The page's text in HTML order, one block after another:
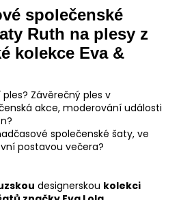
společenské
Ruth na plesy z
kolekce Eva &
Závěrečný ples v
akce, moderování události
společenské šaty, ve
postavou večera?
designerskou kolekci